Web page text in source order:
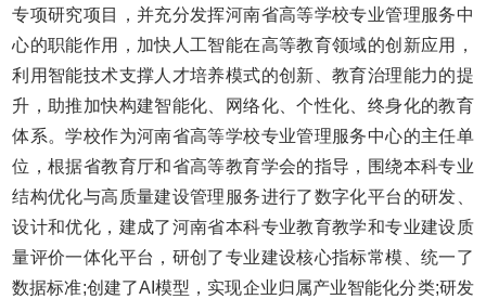
专项研究项目，并充分发挥河南省高等学校专业管理服务中
心的职能作用，加快人工智能在高等教育领域的创新应用，
利用智能技术支撑人才培养模式的创新、教育治理能力的提
升，助推加快构建智能化、网络化、个性化、终身化的教育
体系。学校作为河南省高等学校专业管理服务中心的主任单
位，根据省教育厅和省高等教育学会的指导，围绕本科专业
结构优化与高质量建设管理服务进行了数字化平台的研发、
设计和优化，建成了河南省本科专业教育教学和专业建设质
量评价一体化平台，研创了专业建设核心指标常模、统一了
数据标准;创建了AI模型，实现企业归属产业智能化分类;研发